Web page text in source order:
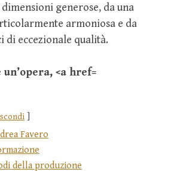
generose, da una
armoniosa e da
di eccezionale qualità.
<a href=
Favero
della produzione